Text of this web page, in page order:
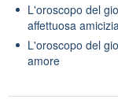
L'oroscopo del
affettuosa amicizia
L'oroscopo del
amore